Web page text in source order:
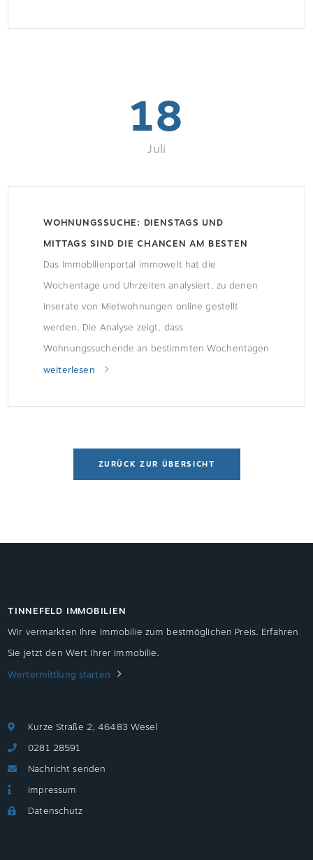
Gebäudeversorgung bekannt und stößt auf
18
Juli
WOHNUNGSSUCHE: DIENSTAGS UND
MITTAGS SIND DIE CHANCEN AM BESTEN
Das Immobilienportal immowelt hat die
Wochentage und Uhrzeiten analysiert, zu denen
Inserate von Mietwohnungen online gestellt
werden. Die Analyse zeigt, dass
Wohnungssuchende an bestimmten Wochentagen
und zu bestimmten Uhrzeiten größere Chancen
weiterlesen
ZURÜCK ZUR ÜBERSICHT
TINNEFELD IMMOBILIEN
Wir vermarkten Ihre Immobilie zum bestmöglichen Preis. Erfahren
Sie jetzt den Wert Ihrer Immobilie.
Wertermittlung starten
Kurze Straße 2, 46483 Wesel
0281 28591
Nachricht senden
Impressum
Datenschutz